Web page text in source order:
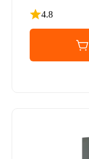
4.8
Рейтинг 4.8 из 5